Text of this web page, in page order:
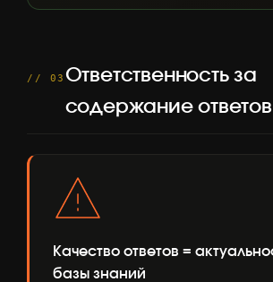
// 03 Ответственность за
содержание ответов
Качество ответов =
базы знаний